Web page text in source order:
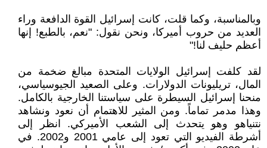
وبالمناسبة، وكما قلت، كانت إسرائيل القوة الدافعة وراء
العديد من حروب أميركا، ونحن نقول: "نعم، بالطبع! إنها
أعظم حليف لنا!"
لقد كلفت إسرائيل الولايات المتحدة مبالغ ضخمة من
المال، تريليونات الدولارات. وعلى الصعيد الجيوسياسي،
منحنا إسرائيل السيطرة على سياستنا الخارجية بالكامل.
وهذا مدمر تماماً. ومن المثير للاهتمام أن نعود ونشاهد
نتنياهو وهو يتحدث إلى الشعب الأميركي. انظر إلى
أشرطة الفيديو التي تعود إلى عامي 2001 و2002. في